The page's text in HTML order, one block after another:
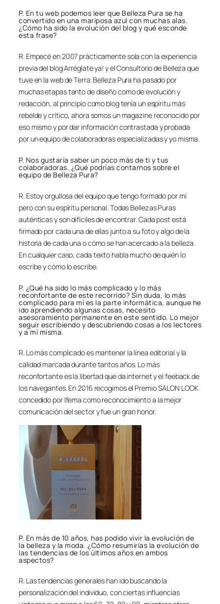
P. En tu web podemos leer que Belleza Pura se ha
convertido en una mariposa azul con muchas alas.
¿Cómo ha sido la evolución del blog y qué esconde
esta frase?
R. Empecé en 2007 prácticamente sola con la experiencia
previa del blog Arréglate ya! y el Consultorio de Belleza que
tuve en la web de Terra. Belleza Pura ha pasado por
muchas etapas tanto de diseño como de evolución y
redacción, al principio como blog tenía un espíritu más
rebelde y crítico, ahora somos un magazine reconocido por
eso mismo y por dar información contrastada y probada
por un equipo de colaboradoras especializadas y yo misma.
P. Nos gustaría saber un poco más de ti y tus
colaboradoras. ¿Qué podrías contarnos sobre el
equipo de Belleza Pura?
R. Estoy orgullosa del equipo que tengo formado por mí
pero con su espíritu personal. Todas Bellezas Puras
auténticas y son difíciles de encontrar. Cada post está
firmado por cada una de ellas junto a su foto y algo de la
historia de cada una o cómo se han acercado a la belleza.
En cualquier caso, cada texto habla mucho de quién lo
escribe y cómo lo escribe.
P. ¿Qué ha sido lo más complicado y lo más
reconfortante de este recorrido? Sin duda, lo más
complicado para mí es la parte informática, aunque he
ido aprendiendo algunas cosas, necesito
asesoramiento permanente en este sentido. Lo mejor
seguir escribiendo y descubriendo cosas a los lectores
y a mí misma.
R. Lo más complicado es mantener la línea editorial y la
calidad marcada durante tantos años. Lo más
reconfortante es la libertad que da internet y el feeback de
los navegantes. En 2016 recogimos el Premio SALON LOOK
concedido por Ifema como reconocimiento a la mejor
comunicación del sector y fue un gran honor.
P. En más de 10 años, has podido vivir la evolución de
la belleza y la moda. ¿Cómo resumirías la evolución de
las tendencias de los últimos años en ambos
aspectos?
R. Las tendencias generales han ido buscando la
personalización del individuo, con ciertas influencias